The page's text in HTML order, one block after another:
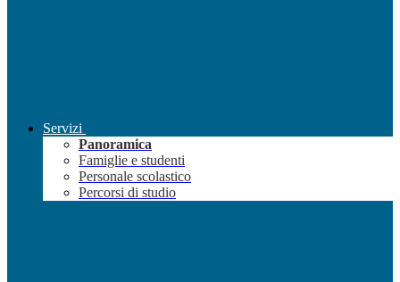
Servizi
Panoramica
Famiglie e studenti
Personale scolastico
Percorsi di studio